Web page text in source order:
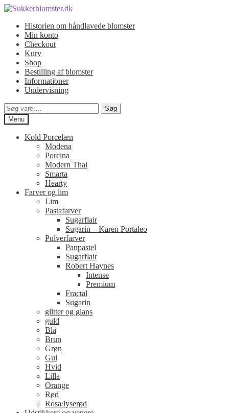
Spring
navigation
Spring
indholdHistorien om håndlavede blomster
Min konto
Checkout
Kurv
Shop
Bestilling af blomster
Informationer
Undervisning
Søg
efter:
Søg
Menu
Kold Porcelæn
Modena
Porcina
Modern Thai
Smarta
Hearty
Farver og lim
Lim
Pastafarver
Sugarflair
Sugarin – Karen Portaleo
Pulverfarver
Panpastel
Sugarflair
Robert Haynes
Intense
Premium
Fractal
Sugarin
glitter og glans
guld
Blå
Brun
Grøn
Gul
Hvid
Lilla
Orange
Rød
Rosa/lyserød